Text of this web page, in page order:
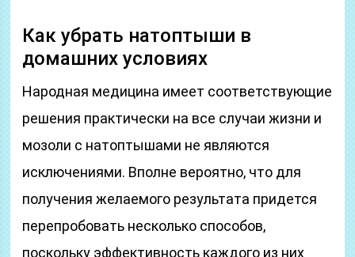
Как убрать натоптыши в
домашних условиях
Народная медицина имеет соответствующие
решения практически на все случаи жизни и
мозоли с натоптышами не являются
исключениями. Вполне вероятно, что для
получения желаемого результата придется
перепробовать несколько способов,
поскольку эффективность каждого из них